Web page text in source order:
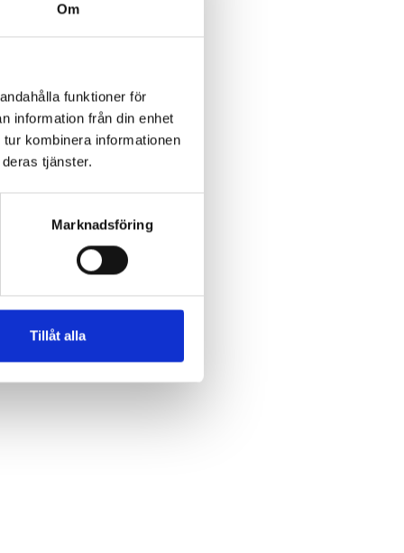
Om
funktioner för
information från din enhet
kombinera informationen
tjänster.
Marknadsföring
Tillåt alla